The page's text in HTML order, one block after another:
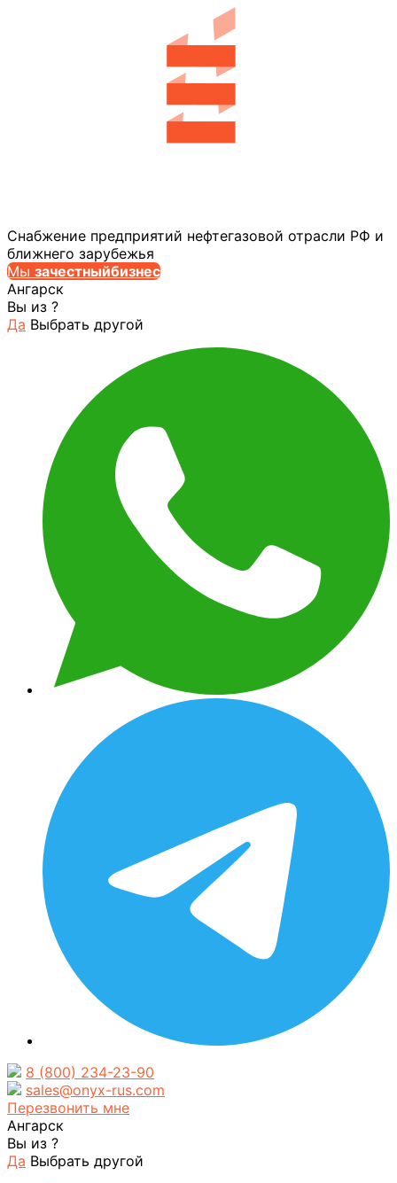
Снабжение предприятий нефтегазовой отрасли РФ и
ближнего зарубежья
Мы зачестныйбизнес
Ангарск
Вы из ?
Да Выбрать другой
8 (800) 234-23-90
sales@onyx-rus.com
Перезвонить мне
Ангарск
Вы из ?
Да Выбрать другой